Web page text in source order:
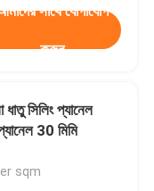
সাথে যোগাযোগ
করুন
সিলিং প্যানেল
30 মিমি
sqm